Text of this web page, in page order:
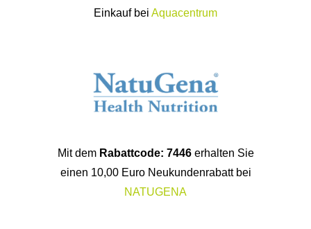
Einkauf bei Aquacentrum
Mit dem Rabattcode: 7446erhalten Sie
einen 10,00 Euro Neukundenrabatt bei
NATUGENA